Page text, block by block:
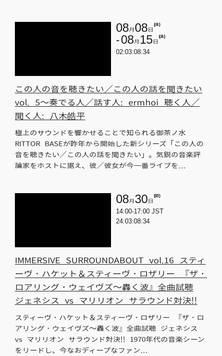
08月08日
(土)
08月15日
(土)
02:03:08:34
この人の音を聴きたい／この人の話を聞きたい
vol. 5〜奏でる人／話す人: ermhoi 聴く人／
聞く人: 八木皓平
極上のサウンドを響かせることで知られる御茶ノ水
RITTOR BASEが昨年から開始した新シリーズ「この人の
音を聴きたい／この人の話を聞きたい」。気鋭の音楽評
論家をホストに据え、彼／彼女が今一番ライブを…
08月30日
(日)
14:00-17:00 JST
24:03:08:34
IMMERSIVE SURROUNDABOUT vol.16 スティ
ーヴ・ハケット＆スティーヴ・ロザリー 『ザ・
ロアリング・ウェイヴズ～轟く波』全曲試聴
ジェネシス vs マリリオン サラウンド対決!!
スティーヴ・ハケット＆スティーヴ・ロザリー 『ザ・ロ
アリング・ウェイヴズ～轟く波』全曲試聴 ジェネシス
vs マリリオン サラウンド対決!! 1970年代の音楽シーン
をリードし、今なおディープなファン…